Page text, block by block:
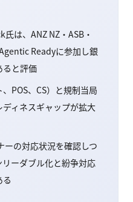
は、ANZ NZ・ASB・
Readyに参加し銀
ると評価
POS、CS）と規制当局
ィネスギャップが拡大
ーの対応状況を確認しつ
ーダブル化と紛争対応